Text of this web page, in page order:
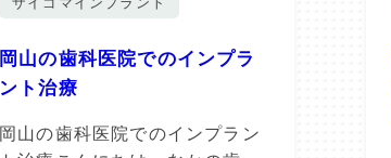
岡山の歯科医院でのインプラ
ント治療
岡山の歯科医院でのインプラン